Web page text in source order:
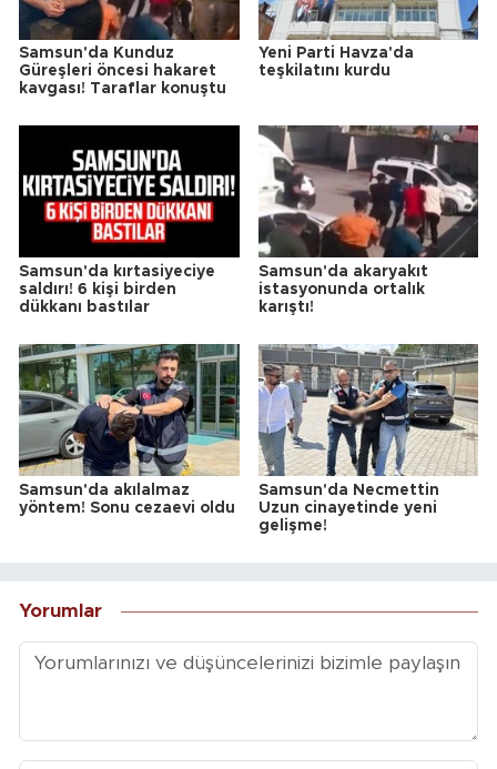
Samsun'da Kunduz
Güreşleri öncesi hakaret
kavgası! Taraflar konuştu
Yeni Parti Havza'da
teşkilatını kurdu
Samsun'da kırtasiyeciye
saldırı! 6 kişi birden
dükkanı bastılar
Samsun'da akaryakıt
istasyonunda ortalık
karıştı!
Samsun'da akılalmaz
yöntem! Sonu cezaevi oldu
Samsun'da Necmettin
Uzun cinayetinde yeni
gelişme!
Yorumlar